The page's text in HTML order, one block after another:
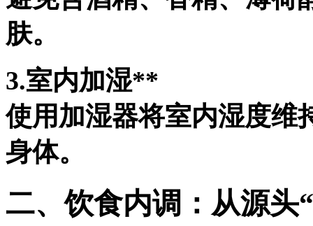
肤。
3.室内加湿**
使用加湿器将室内湿度维
身体。
二、饮食内调：从源头